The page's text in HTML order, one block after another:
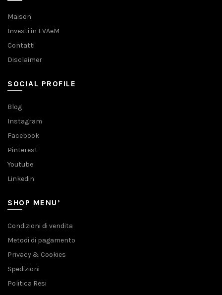
Maison
Investi in EVAeM
Contatti
Disclaimer
SOCIAL PROFILE
Blog
Instagram
Facebook
Pinterest
Youtube
Linkedin
SHOP MENU’
Condizioni di vendita
Metodi di pagamento
Privacy & Cookies
Spedizioni
Politica Resi